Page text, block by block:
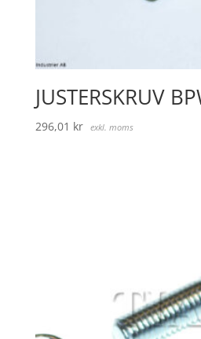
JUSTERSKRUV
296,01 kr exkl. moms